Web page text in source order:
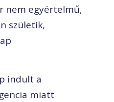
nem egyértelmű,
születik,
indult a
miatt